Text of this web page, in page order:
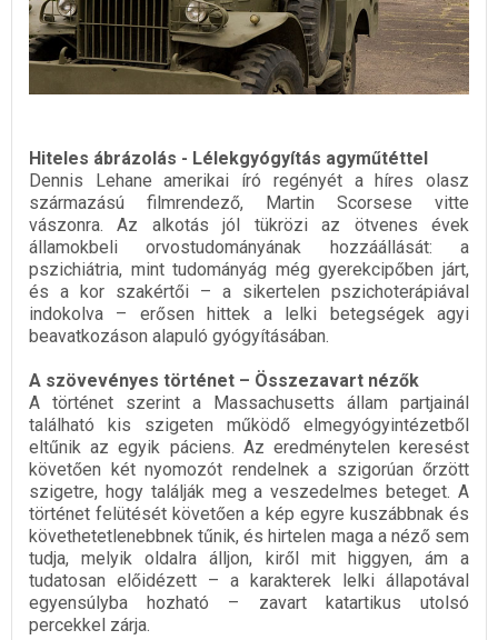
Hiteles ábrázolás - Lélekgyógyítás agyműtéttel
Dennis Lehane amerikai író regényét a híres olasz
származású filmrendező, Martin Scorsese vitte
vászonra. Az alkotás jól tükrözi az ötvenes évek
államokbeli orvostudományának hozzáállását: a
pszichiátria, mint tudományág még gyerekcipőben járt,
és a kor szakértői – a sikertelen pszichoterápiával
indokolva – erősen hittek a lelki betegségek agyi
beavatkozáson alapuló gyógyításában.
A szövevényes történet – Összezavart nézők
A történet szerint a Massachusetts állam partjainál
található kis szigeten működő elmegyógyintézetből
eltűnik az egyik páciens. Az eredménytelen keresést
követően két nyomozót rendelnek a szigorúan őrzött
szigetre, hogy találják meg a veszedelmes beteget. A
történet felütését követően a kép egyre kuszábbnak és
követhetetlenebbnek tűnik, és hirtelen maga a néző sem
tudja, melyik oldalra álljon, kiről mit higgyen, ám a
tudatosan előidézett – a karakterek lelki állapotával
egyensúlyba hozható – zavart katartikus utolsó
percekkel zárja.